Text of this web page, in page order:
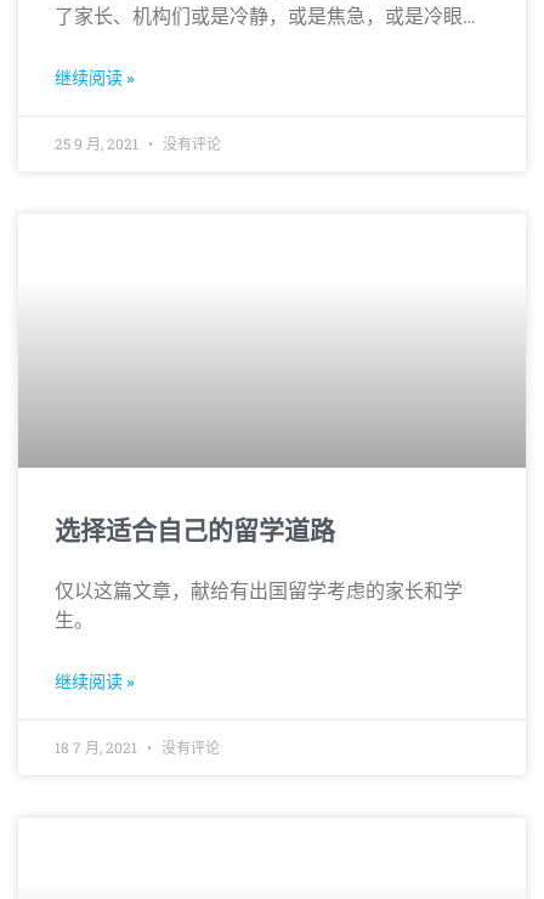
了家长、机构们或是冷静，或是焦急，或是冷眼旁
继续阅读 »
25 9 月, 2021 没有评论
选择适合自己的留学道路
仅以这篇文章，献给有出国留学考虑的家长和学
生。
继续阅读 »
18 7 月, 2021 没有评论